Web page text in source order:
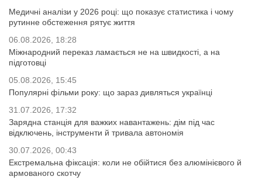
Медичні аналізи у 2026 році: що показує статистика і чому
рутинне обстеження рятує життя
06.08.2026, 18:28
Міжнародний переказ ламається не на швидкості, а на
підготовці
05.08.2026, 15:45
Популярні фільми року: що зараз дивляться українці
31.07.2026, 17:32
Зарядна станція для важких навантажень: дім під час
відключень, інструменти й тривала автономія
30.07.2026, 00:43
Екстремальна фіксація: коли не обійтися без алюмінієвого й
армованого скотчу